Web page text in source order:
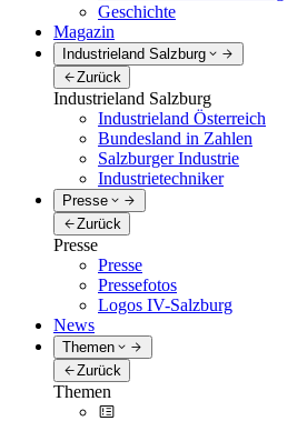
Geschichte
Magazin
Industrieland Salzburg
Zurück
Industrieland Salzburg
Industrieland Österreich
Bundesland in Zahlen
Salzburger Industrie
Industrietechniker
Presse
Zurück
Presse
Presse
Pressefotos
Logos IV-Salzburg
News
Themen
Zurück
Themen